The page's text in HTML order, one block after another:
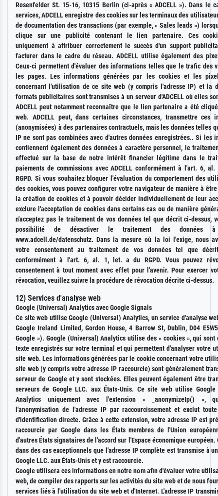
Rosenfelder St. 15-16, 10315 Berlin (ci-après « ADCELL »). Dans le
services, ADCELL enregistre des cookies sur les terminaux des
de documentation des transactions (par exemple, « Sales leads »)
clique sur une publicité contenant le lien partenaire. Ces
uniquement à attribuer correctement le succès d'un support
facturer dans le cadre du réseau. ADCELL utilise également des
Ceux-ci permettent d'évaluer des informations telles que le trafic des
les pages. Les informations générées par les cookies et les
concernant l'utilisation de ce site web (y compris l'adresse IP) et la
formats publicitaires sont transmises à un serveur d'ADCELL où elles
ADCELL peut notamment reconnaître que le lien partenaire a été
web. ADCELL peut, dans certaines circonstances, transmettre ces
(anonymisées) à des partenaires contractuels, mais les données telles
IP ne sont pas combinées avec d'autres données enregistrées.. Si les
contiennent également des données à caractère personnel, le
effectué sur la base de notre intérêt financier légitime dans le
paiements de commissions avec ADCELL conformément à l'art. 6,
RGPD. Si vous souhaitez bloquer l'évaluation du comportement des
des cookies, vous pouvez configurer votre navigateur de manière à
la création de cookies et à pouvoir décider individuellement de leur
exclure l'acceptation de cookies dans certains cas ou de manière
n'acceptez pas le traitement de vos données tel que décrit ci-dessus,
possibilité de désactiver le traitement des données à
www.adcell.de/datenschutz. Dans la mesure où la loi l'exige, nous
votre consentement au traitement de vos données tel que
conformément à l'art. 6, al. 1, let. a du RGPD. Vous pouvez
consentement à tout moment avec effet pour l'avenir. Pour exercer
révocation, veuillez suivre la procédure de révocation décrite ci-dessus.
12) Services d'analyse web
Google (Universal) Analytics avec Google Signals
Ce site web utilise Google (Universal) Analytics, un service d'analyse
Google Ireland Limited, Gordon House, 4 Barrow St, Dublin, D04
Google »). Google (Universal) Analytics utilise des « cookies », qui sont
texte enregistrés sur votre terminal et qui permettent d'analyser votre
site web. Les informations générées par le cookie concernant votre
site web (y compris votre adresse IP raccourcie) sont généralement
serveur de Google et y sont stockées. Elles peuvent également être
serveurs de Google LLC. aux États-Unis. Ce site web utilise Google
Analytics uniquement avec l'extension « _anonymizeIp() »,
l'anonymisation de l'adresse IP par raccourcissement et exclut
d'identification directe. Grâce à cette extension, votre adresse IP est
raccourcie par Google dans les États membres de l'Union
d'autres États signataires de l'accord sur l'Espace économique européen.
dans des cas exceptionnels que l'adresse IP complète est transmise à
Google LLC. aux États-Unis et y est raccourcie.
Google utilisera ces informations en notre nom afin d'évaluer votre
web, de compiler des rapports sur les activités du site web et de nous
services liés à l'utilisation du site web et d'Internet. L'adresse IP